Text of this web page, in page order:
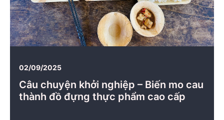
02/09/2025
Câu chuyện khởi nghiệp – Biến mo cau
thành đồ đựng thực phẩm cao cấp